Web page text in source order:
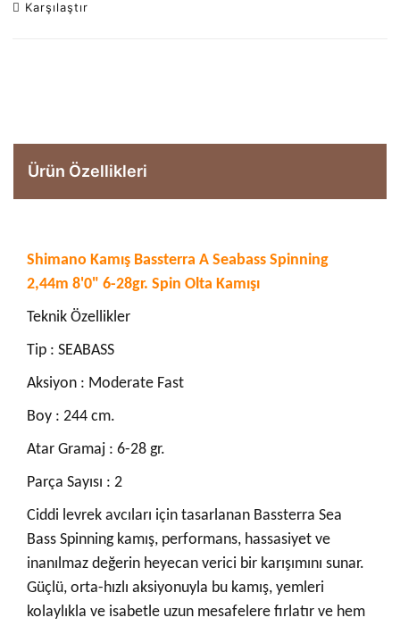
Karşılaştır
Ürün Özellikleri
Shimano Kamış Bassterra A Seabass Spinning
2,44m 8'0" 6-28gr. Spin Olta Kamışı
Teknik Özellikler
Tip : SEABASS
Aksiyon : Moderate Fast
Boy : 244 cm.
Atar Gramaj : 6-28 gr.
Parça Sayısı : 2
Ciddi levrek avcıları için tasarlanan Bassterra Sea
Bass Spinning kamış, performans, hassasiyet ve
inanılmaz değerin heyecan verici bir karışımını sunar.
Güçlü, orta-hızlı aksiyonuyla bu kamış, yemleri
kolaylıkla ve isabetle uzun mesafelere fırlatır ve hem